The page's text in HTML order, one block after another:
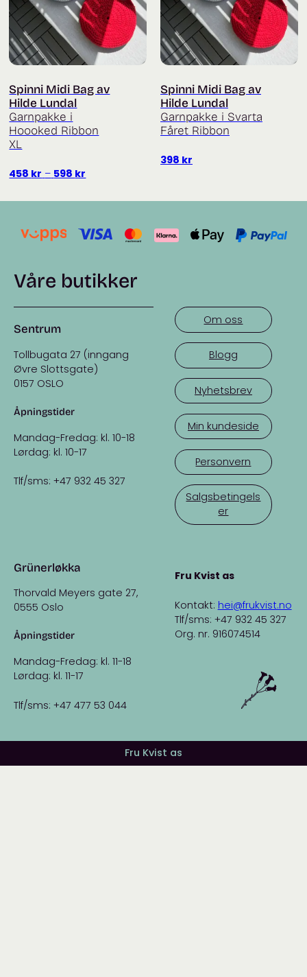
Spinni Midi Bag av
Hilde Lundal
Garnpakke i
Hoooked Ribbon
XL
458 kr – 598 kr
til
Spinni Midi Bag av
Hilde Lundal
Garnpakke i Svarta
Fåret Ribbon
398 kr
Våre butikker
Sentrum
Tollbugata 27 (inngang
Øvre Slottsgate)
0157 OSLO
Åpningstider
Mandag-Fredag: kl. 10-18
Lørdag: kl. 10-17
Tlf/sms: +47 932 45 327
Grünerløkka
Thorvald Meyers gate 27,
0555 Oslo
Åpningstider
Mandag-Fredag: kl. 11-18
Lørdag: kl. 11-17
Tlf/sms: +47 477 53 044
Om oss
Blogg
Nyhetsbrev
Min kundeside
Personvern
Salgsbetingels
er
Fru Kvist as
Kontakt: hei@frukvist.no
Tlf/sms: +47 932 45 327
Org. nr. 916074514
Fru Kvist as